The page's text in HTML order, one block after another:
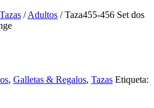
Tazas /Adultos / Taza455-456 Set dos
, Galletas & Regalos, Tazas Etiqueta: